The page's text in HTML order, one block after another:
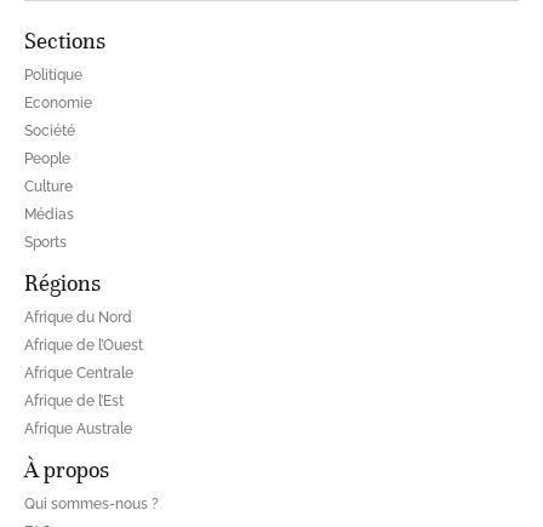
Sections
Politique
Economie
Société
People
Culture
Médias
Sports
Régions
Afrique du Nord
Afrique de l’Ouest
Afrique Centrale
Afrique de l’Est
Afrique Australe
À propos
Qui sommes-nous ?